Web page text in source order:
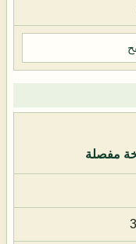
مفصلة